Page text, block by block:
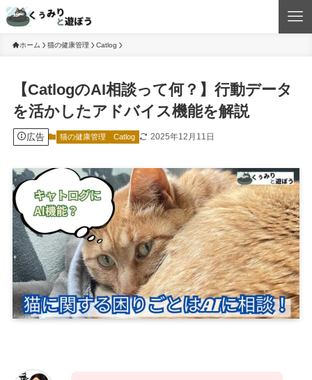
ホーム 猫の健康管理 Catlog
【CatlogのAI相談って何？】行動データ
を活かしたアドバイス機能を解説
広告 猫の健康管理 Catlog 2025年12月11日